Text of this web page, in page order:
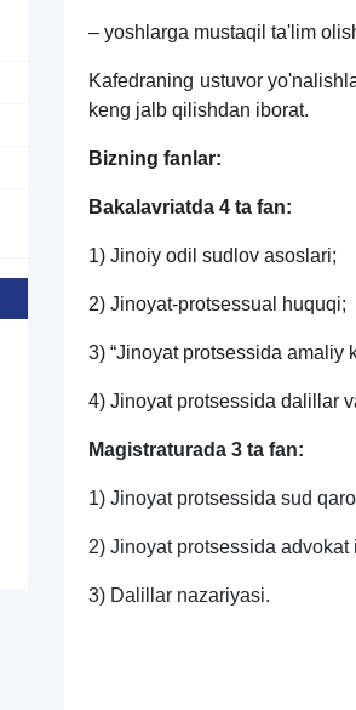
– yoshlarga mustaqil ta'lim
Kafedraning ustuvor
keng jalb qilishdan iborat.
Bizning fanlar:
Bakalavriatda 4 ta fan:
1) Jinoiy odil sudlov asoslari;
2) Jinoyat-protsessual huquqi;
3) “Jinoyat protsessida amaliy
4) Jinoyat protsessida dalillar
Magistraturada 3 ta fan:
1) Jinoyat protsessida sud
2) Jinoyat protsessida advokat
3) Dalillar nazariyasi.